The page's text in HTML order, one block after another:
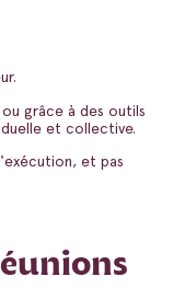
grâce à des outils
et collective.
et pas